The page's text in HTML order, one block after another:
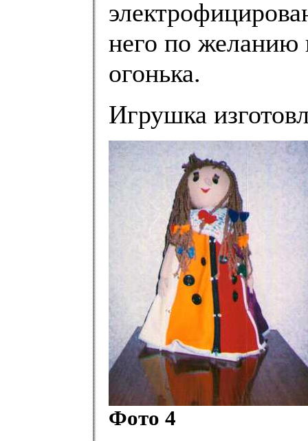
него по желанию
огонька.
Игрушка
Фото 4